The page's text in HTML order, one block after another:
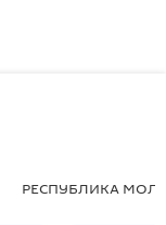
РЕСПУБЛИКА